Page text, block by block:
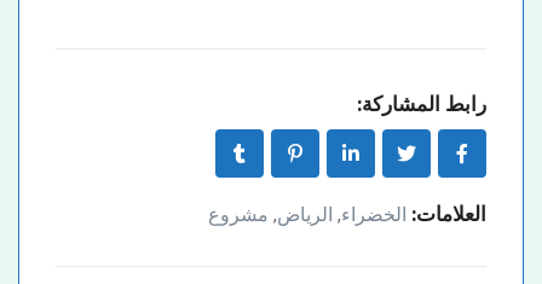
رابط المشاركة:
العلامات: الخضراء, الرياض, مشروع